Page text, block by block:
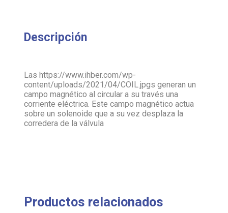
Descripción
Las https://www.ihber.com/wp-
content/uploads/2021/04/COIL.jpgs generan un
campo magnético al circular a su través una
corriente eléctrica. Este campo magnético actua
sobre un solenoide que a su vez desplaza la
corredera de la válvula
Productos relacionados